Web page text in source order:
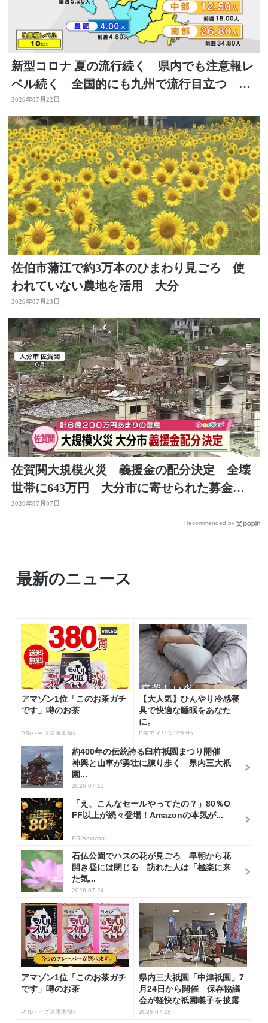
新型コロナ 夏の流行続く 県内でも注意報レ
ベル続く 全国的にも九州で流行目立つ 大
分
2026年07月22日
佐伯市蒲江で約3万本のひまわり見ごろ 使
われていない農地を活用 大分
2026年07月23日
佐賀関大規模火災 義援金の配分決定 全壊
世帯に643万円 大分市に寄せられた募金は
総額約6億円
2026年07月07日
Recommended by
最新のニュース
アマゾン1位「このお茶ガチ
です」噂のお茶
PR(ハーブ健康本舗)
【大人気】ひんやり冷感寝
具で快適な睡眠をあなた
に。
PR(アイリスプラザ)
約400年の伝統誇る臼杵祇園まつり開催
神輿と山車が勇壮に練り歩く 県内三大祇
園...
2026.07.12
「え、こんなセールやってたの？」80％O
FF以上が続々登場！Amazonの本気が...
PR(Amazon)
石仏公園でハスの花が見ごろ 早朝から花
開き昼には閉じる 訪れた人は「極楽に来
た気...
2026.07.24
アマゾン1位「このお茶ガチ
です」噂のお茶
PR(ハーブ健康本舗)
県内三大祇園「中津祇園」7
月24日から開催 保存協議
会が軽快な祇園囃子を披露
し祭...
2026.07.15